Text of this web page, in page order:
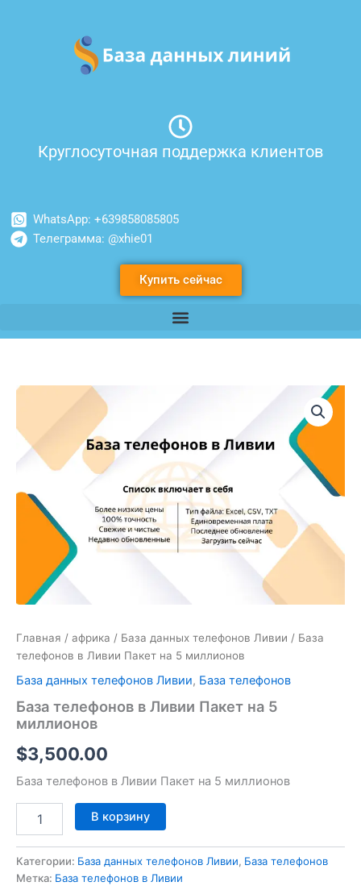
содержимому
Круглосуточная поддержка клиентов
WhatsApp: +639858085805
Телеграмма: @xhie01
Купить сейчас
Главная / африка / База данных телефонов Ливии / База
телефонов в Ливии Пакет на 5 миллионов
База данных телефонов Ливии, База телефонов
База телефонов в Ливии Пакет на 5
миллионов
$3,500.00
База телефонов в Ливии Пакет на 5 миллионов
Количество
телефонов
Пакет
миллионов
В корзину
Категории: База данных телефонов Ливии, База телефонов
Метка: База телефонов в Ливии